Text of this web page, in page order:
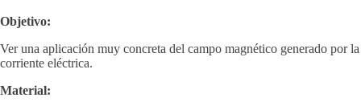
Objetivo:
Ver una aplicación muy concreta del campo magnético generado por la
corriente eléctrica.
Material: